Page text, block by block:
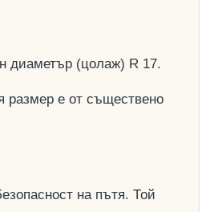
диаметър (цолаж) R 17.
размер е от съществено
на пътя. Той